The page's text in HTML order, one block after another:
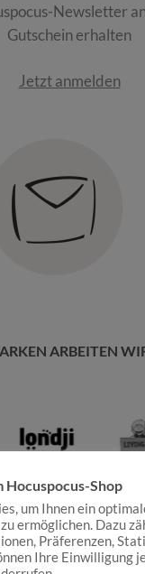
Newsletter
Gutschein erhalten
Jetzt anmelden
ARBEITEN
Shop
um Ihnen ein
ermöglichen. Dazu
Präferenzen,
Ihre Einwilligung